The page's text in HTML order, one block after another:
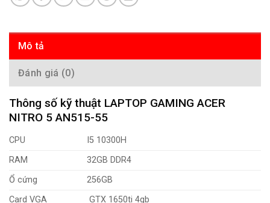
Mô tả
Đánh giá (0)
Thông số kỹ thuật LAPTOP GAMING ACER
NITRO 5 AN515-55
CPU
I5 10300H
RAM
32GB DDR4
Ổ cứng
256GB
Card VGA
GTX 1650ti 4gb